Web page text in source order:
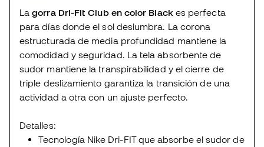
Lagorra Dri-Fit Club en color Blackes perfecta
para días donde el sol deslumbra. La corona
estructurada de media profundidad mantiene la
comodidad y seguridad. La tela absorbente de
sudor mantiene la transpirabilidad y el cierre de
triple deslizamiento garantiza la transición de una
actividad a otra con un ajuste perfecto.
Detalles:
Tecnología Nike Dri-FIT que absorbe el sudor de